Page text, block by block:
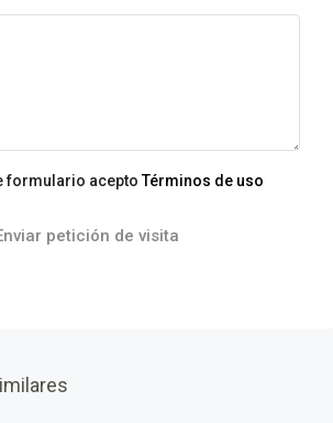
formulario aceptoTérminos de uso
petición de visita